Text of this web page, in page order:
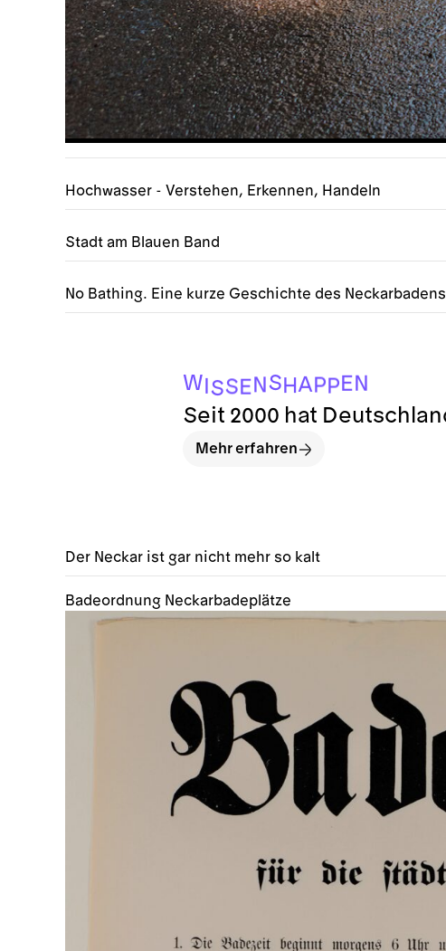
Hochwasser - Verstehen, Erkennen, Handeln
Stadt am Blauen Band
No Bathing. Eine kurze Geschichte des Neckarbadens
Der Neckar ist gar nicht mehr so kalt
Badeordnung Neckarbadeplätze
W I SSENS H APPEN
Seit 2000 hat
Mehr erfahren